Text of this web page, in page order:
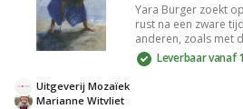
Yara Burger zoekt
rust na een zware
anderen, zoals met
Leclerc, dwingen
met haar verdriet en
verwikkelen
zich in een
Leverbaar vanaf
Marianne Witvliet
Uitgeverij Mozaïek